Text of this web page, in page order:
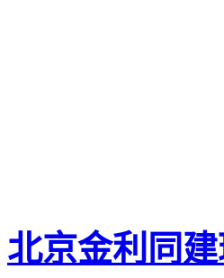
北京金利同